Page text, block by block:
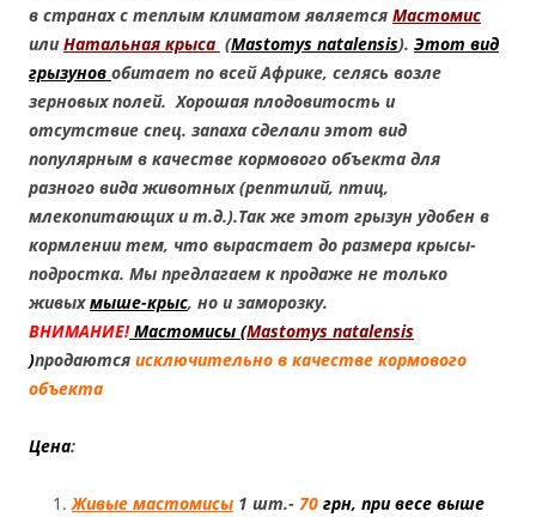
в странах с теплым климатом является Мастомис
или Натальная крыса (Mastomys natalensis). Этот вид
грызунов обитает по всей Африке, селясь возле
зерновых полей. Хорошая плодовитость и
отсутствие спец. запаха сделали этот вид
популярным в качестве кормового объекта для
разного вида животных (рептилий, птиц,
млекопитающих и т.д.).Так же этот грызун удобен в
кормлении тем, что вырастает до размера крысы-
подростка. Мы предлагаем к продаже не только
живыхмыше-крыс, но и заморозку.
ВНИМАНИЕ!Мастомисы (Mastomys natalensis
)продаются исключительно в качестве кормового
объекта
Цена:
Живые мастомисы 1 шт.- 70 грн, при весе выше